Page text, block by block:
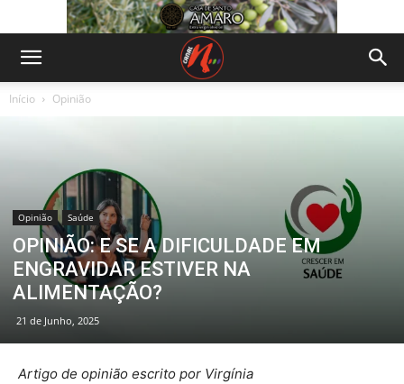
Início Opinião
Opinião Saúde
OPINIÃO: E SE A DIFICULDADE EM
ENGRAVIDAR ESTIVER NA
ALIMENTAÇÃO?
21 de Junho, 2025
Artigo de opinião escrito por Virgínia